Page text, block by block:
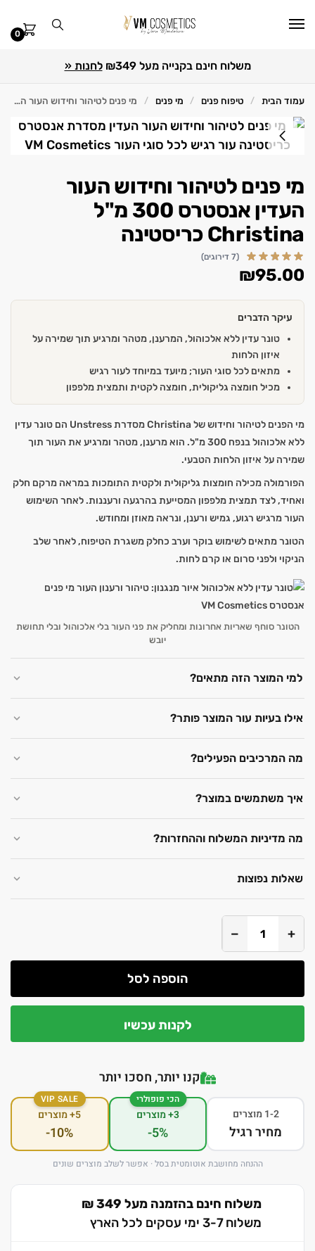
0
משלוח חינם בקנייה מעל ₪349 לחנות «
עמוד הבית / טיפוח פנים / מי פנים / מי פנים לטיהור וחידוש העור העדין אנסטרס 300 מ"ל Christina כריסטינה
מי פנים לטיהור וחידוש העור
העדין אנסטרס 300 מ"ל
Christina כריסטינה
(7 דירוגים)
₪95.00
עיקר הדברים
טונר עדין ללא אלכוהול, המרענן, מטהר ומרגיע תוך שמירה על
איזון הלחות
מתאים לכל סוגי העור; מיועד במיוחד לעור רגיש
מכיל חומצה גליקולית, חומצה לקטית ותמצית מלפפון
מי הפנים לטיהור וחידוש של Christina מסדרת Unstress הם טונר עדין
ללא אלכוהול בנפח 300 מ"ל. הוא מרענן, מטהר ומרגיע את העור תוך
שמירה על איזון הלחות הטבעי.
הפורמולה מכילה חומצות גליקולית ולקטית התומכות במראה מרקם חלק
ואחיד, לצד תמצית מלפפון המסייעת בהרגעה ורעננות. לאחר השימוש
העור מרגיש רגוע, גמיש ורענן, ונראה מאוזן ומחודש.
הטונר מתאים לשימוש בוקר וערב כחלק משגרת הטיפוח, לאחר שלב
הניקוי ולפני סרום או קרם לחות.
הטונר סוחף שאריות אחרונות ומחליק את פני העור בלי אלכוהול ובלי תחושת
יובש
למי המוצר הזה מתאים?
אילו בעיות עור המוצר פותר?
מה המרכיבים הפעילים?
איך משתמשים במוצר?
מה מדיניות המשלוח וההחזרות?
שאלות נפוצות
+
−
הוספה לסל
לקנות עכשיו
קנו יותר, חסכו יותר
1-2 מוצרים
מחיר רגיל
הכי פופולרי
3+ מוצרים
-5%
VIP SALE
5+ מוצרים
-10%
ההנחה מחושבת אוטומטית בסל · אפשר לשלב מוצרים שונים
משלוח חינם בהזמנה מעל 349 ₪
משלוח 3-7 ימי עסקים לכל הארץ